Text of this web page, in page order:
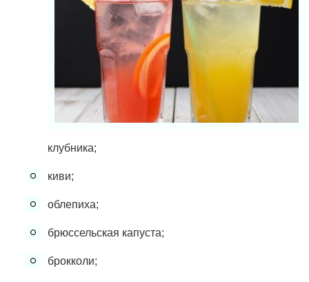
клубника;
киви;
облепиха;
брюссельская капуста;
брокколи;